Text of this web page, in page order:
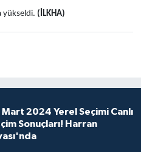
yükseldi. (İLKHA)
Mart 2024 Yerel Seçimi Canlı
Sonuçları! Harran